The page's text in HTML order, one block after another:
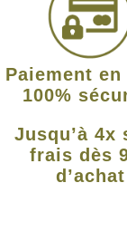
Paiement
100%
Jusqu’à 4x
frais dès
d’achat